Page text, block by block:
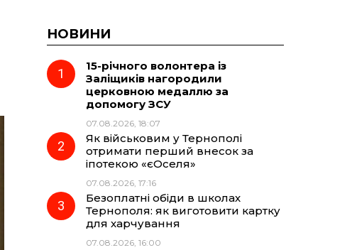
НОВИНИ
15-річного волонтера із
Заліщиків нагородили
церковною медаллю за
допомогу ЗСУ
07.08.2026, 18:07
Як військовим у Тернополі
отримати перший внесок за
іпотекою «єОселя»
07.08.2026, 17:16
Безоплатні обіди в школах
Тернополя: як виготовити картку
для харчування
07.08.2026, 16:00